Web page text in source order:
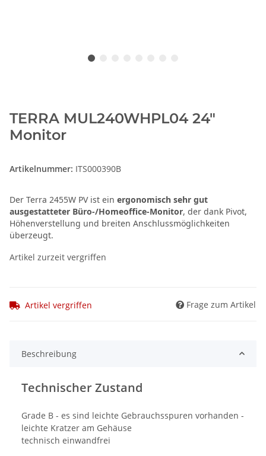
TERRA MUL240WHPL04 24"
Monitor
Artikelnummer: ITS000390B
Der Terra 2455W PV ist ein ergonomisch sehr gut
ausgestatteter Büro-/Homeoffice-Monitor, der dank Pivot,
Höhenverstellung und breiten Anschlussmöglichkeiten
überzeugt.
Artikel zurzeit vergriffen
Artikel vergriffen Frage zum Artikel
Beschreibung
Technischer Zustand
Grade B - es sind leichte Gebrauchsspuren vorhanden -
leichte Kratzer am Gehäuse
technisch einwandfrei